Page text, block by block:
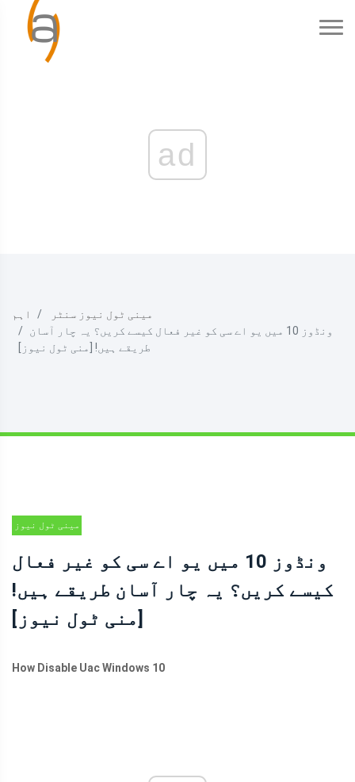
ad
اہم
مینی ٹول نیوز سنٹر
ونڈوز 10 میں یو اے سی کو غیر فعال کیسے کریں؟ یہ چار آسان
طریقے ہیں! [منی ٹول نیوز]
مینی ٹول نیوز
ونڈوز 10 میں یو اے سی کو غیر فعال
کیسے کریں؟ یہ چار آسان طریقے ہیں!
[منی ٹول نیوز]
How Disable Uac Windows 10